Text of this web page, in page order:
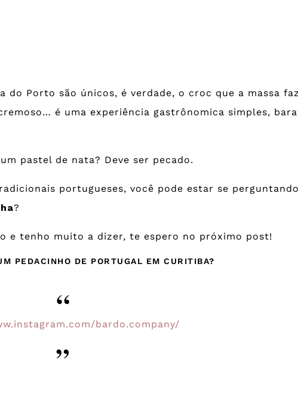
do Porto são únicos, é verdade, o croc que a massa faz
é uma experiência gastrônomica simples,
pastel de nata? Deve ser pecado.
portugueses, você pode estar se
?
e tenho muito a dizer, te espero no próximo post!
PEDACINHO DE PORTUGAL EM CURITIBA?
bardo.company/